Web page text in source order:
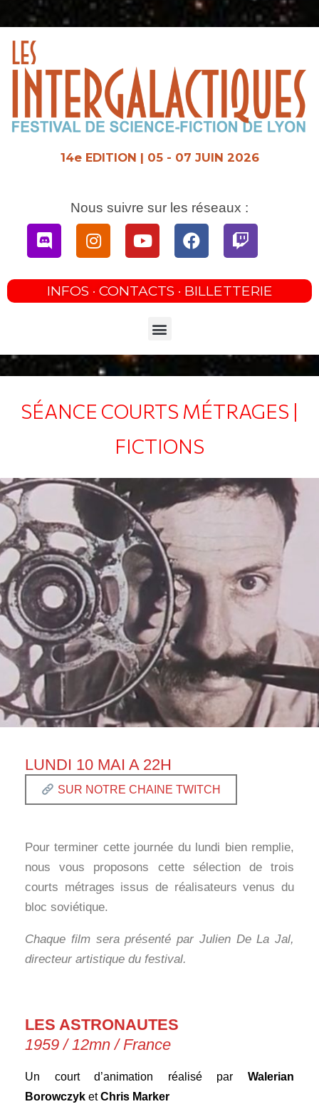
14e EDITION | 05 - 07 JUIN 2026
Nous suivre sur les réseaux :
DiscordInstagramYoutubeFacebookTwitch
INFOS · CONTACTS · BILLETTERIE
Menu
SÉANCE COURTS MÉTRAGES |
FICTIONS
LUNDI 10 MAI A 22H
SUR NOTRE CHAINE TWITCH
Pour terminer cette journée du lundi bien remplie,
nous vous proposons cette sélection de trois
courts métrages issus de réalisateurs venus du
bloc soviétique.
Chaque film sera présenté par Julien De La Jal,
directeur artistique du festival.
LES ASTRONAUTES
1959 / 12mn / France
Un court d’animation réalisé par Walerian
Borowczyk etChris Marker